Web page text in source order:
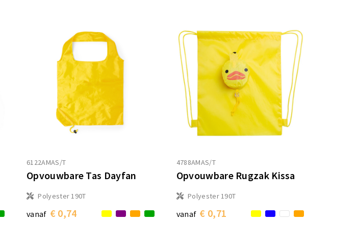
6122AMAS/T
Opvouwbare Tas Dayfan
Polyester 190T
vanaf € 0,74
4788AMAS/T
Opvouwbare Rugzak Kissa
Polyester 190T
vanaf € 0,71